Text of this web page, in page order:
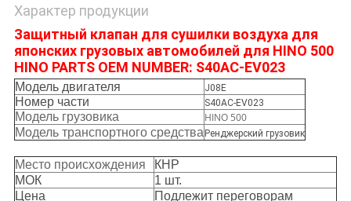
Характер продукции
Защитный клапан для сушилки воздуха для
японских грузовых автомобилей для HINO 500
HINO PARTS OEM NUMBER: S40AC-EV023
Модель двигателя J08E
Номер части S40AC-EV023
Модель грузовика
HINO 500
Модель транспортного средства Ренджерский грузовик
Место происхождения
КНР
МОК
1 шт.
Цена
Подлежит переговорам